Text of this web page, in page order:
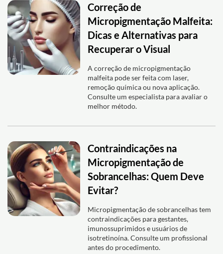
Correção de
Micropigmentação Malfeita:
Dicas e Alternativas para
Recuperar o Visual
A correção de micropigmentação
malfeita pode ser feita com laser,
remoção química ou nova aplicação.
Consulte um especialista para avaliar o
melhor método.
Contraindicações na
Micropigmentação de
Sobrancelhas: Quem Deve
Evitar?
Micropigmentação de sobrancelhas tem
contraindicações para gestantes,
imunossuprimidos e usuários de
isotretinoína. Consulte um profissional
antes do procedimento.